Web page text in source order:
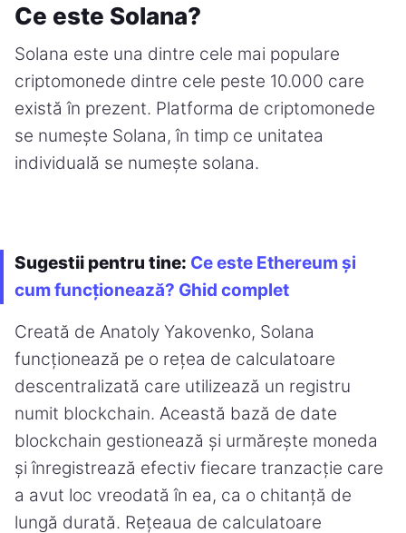
Ce este Solana?
Solana este una dintre cele mai populare
criptomonede dintre cele peste 10.000 care
există în prezent. Platforma de criptomonede
se numește Solana, în timp ce unitatea
individuală se numește solana.
Sugestii pentru tine: Ce este Ethereum și
cum funcționează? Ghid complet
Creată de Anatoly Yakovenko, Solana
funcționează pe o rețea de calculatoare
descentralizată care utilizează un registru
numit blockchain. Această bază de date
blockchain gestionează și urmărește moneda
și înregistrează efectiv fiecare tranzacție care
a avut loc vreodată în ea, ca o chitanță de
lungă durată. Rețeaua de calculatoare